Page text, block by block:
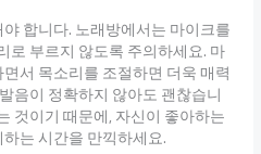
합니다. 노래방에서는 마이크를
로 부르지 않도록 주의하세요. 마
서 목소리를 조절하면 더욱 매력
음이 정확하지 않아도 괜찮습니
것이기 때문에, 자신이 좋아하는
는 시간을 만끽하세요.